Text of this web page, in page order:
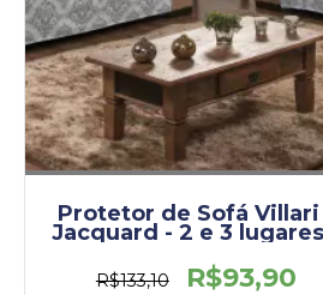
Protetor de Sofá Villari
Jacquard - 2 e 3
(DEP002.VIL.MEC)
R$133,10 R$93,90